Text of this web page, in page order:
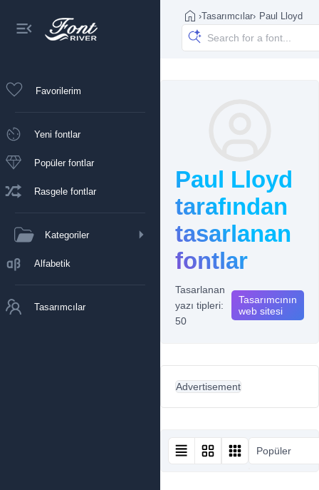
Favorilerim
Yeni fontlar
Popüler fontlar
Rasgele fontlar
Kategoriler
Alfabetik
Tasarımcılar
›Tasarımcılar› Paul Lloyd
Paul Lloyd
tarafından
tasarlanan
fontlar
Tasarlanan
yazı tipleri:
50
Tasarımcının
web sitesi
Advertisement
Popüler